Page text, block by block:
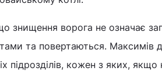
знищення ворога не означає
та повертаються. Максимів
підрозділів, кожен з яких,